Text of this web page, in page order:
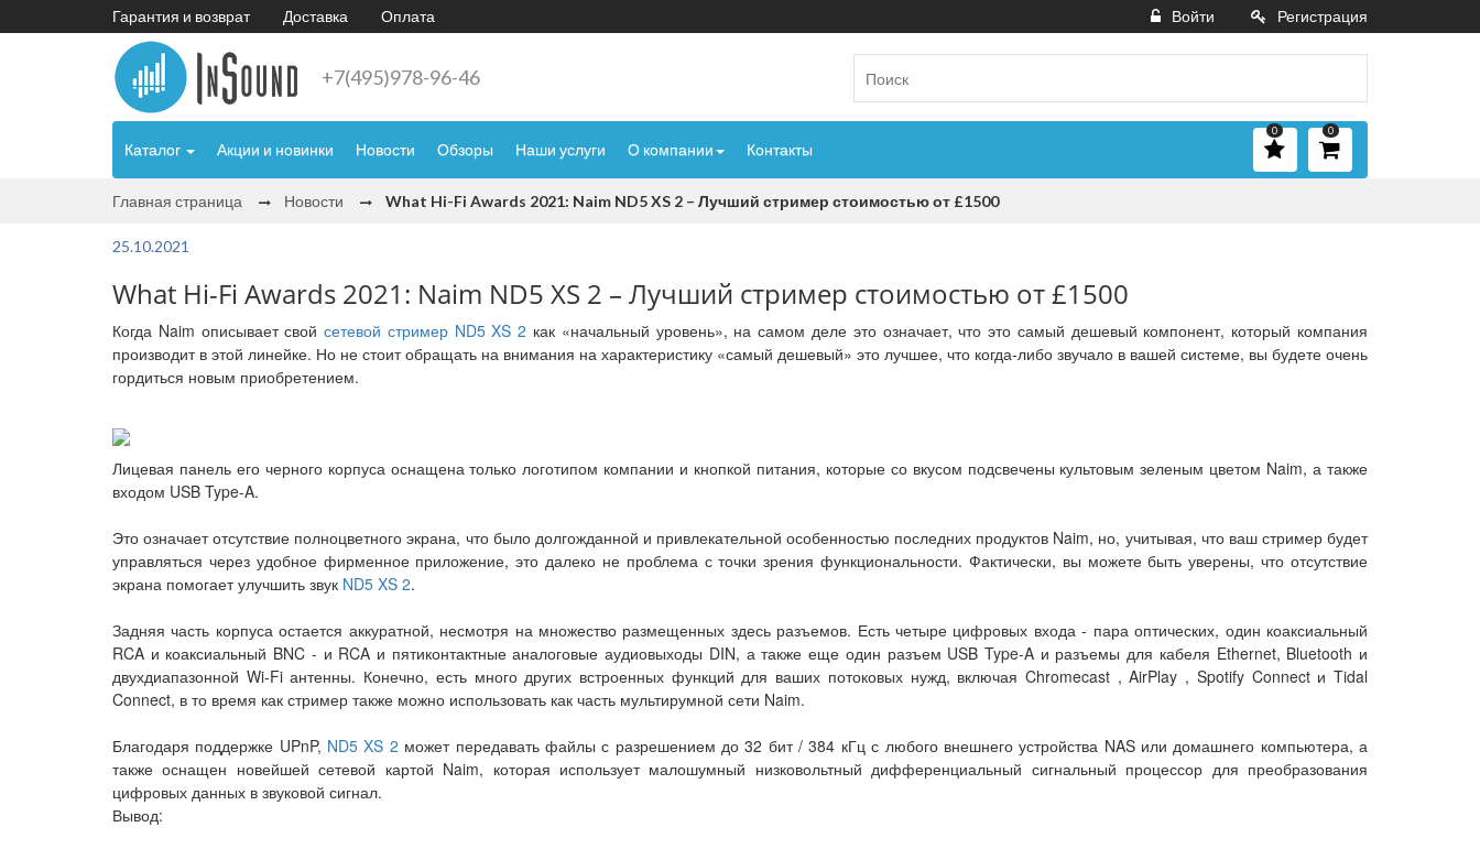
Гарантия и возврат Доставка Оплата Войти Регистрация
+7(495)978-96-46
Каталог Акции и новинки Новости Обзоры Наши услуги О компании Контакты
0
0
Главная страница Новости What Hi-Fi Awards 2021: Naim ND5 XS 2 – Лучший стример стоимостью от £1500
25.10.2021
What Hi-Fi Awards 2021: Naim ND5 XS 2 – Лучший стример стоимостью от £1500
Когда Naim описывает свойсетевой стример ND5 XS 2 как «начальный уровень», на самом деле это означает, что это самый дешевый компонент, который компания
производит в этой линейке. Но не стоит обращать на внимания на характеристику «самый дешевый» это лучшее, что когда-либо звучало в вашей системе, вы будете очень
гордиться новым приобретением.
Лицевая панель его черного корпуса оснащена только логотипом компании и кнопкой питания, которые со вкусом подсвечены культовым зеленым цветом Naim, а также
входом USB Type-A.
Это означает отсутствие полноцветного экрана, что было долгожданной и привлекательной особенностью последних продуктов Naim, но, учитывая, что ваш стример будет
управляться через удобное фирменное приложение, это далеко не проблема с точки зрения функциональности. Фактически, вы можете быть уверены, что отсутствие
экрана помогает улучшить звук ND5 XS 2.
Задняя часть корпуса остается аккуратной, несмотря на множество размещенных здесь разъемов. Есть четыре цифровых входа - пара оптических, один коаксиальный
RCA и коаксиальный BNC - и RCA и пятиконтактные аналоговые аудиовыходы DIN, а также еще один разъем USB Type-A и разъемы для кабеля Ethernet, Bluetooth и
двухдиапазонной Wi-Fi антенны. Конечно, есть много других встроенных функций для ваших потоковых нужд, включая Chromecast , AirPlay , Spotify Connect и Tidal
Connect, в то время как стример также можно использовать как часть мультирумной сети Naim.
Благодаря поддержке UPnP, ND5 XS 2 может передавать файлы с разрешением до 32 бит / 384 кГц с любого внешнего устройства NAS или домашнего компьютера, а
также оснащен новейшей сетевой картой Naim, которая использует малошумный низковольтный дифференциальный сигнальный процессор для преобразования
цифровых данных в звуковой сигнал.
Вывод: